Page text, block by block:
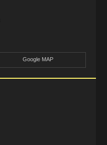
Google MAP